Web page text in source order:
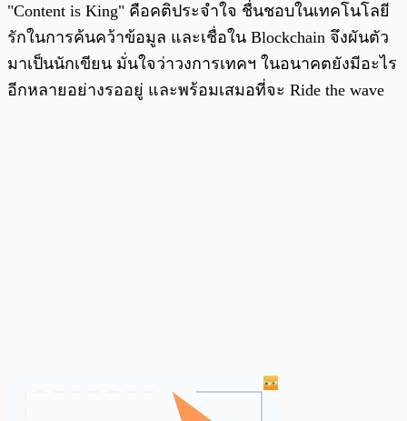
"Content is King" คือคติประจำใจ ชื่นชอบในเทคโนโลยี
รักในการค้นคว้าข้อมูล และเชื่อใน Blockchain จึงผันตัว
มาเป็นนักเขียน มั่นใจว่าวงการเทคฯ ในอนาคตยังมีอะไร
อีกหลายอย่างรออยู่ และพร้อมเสมอที่จะ Ride the wave